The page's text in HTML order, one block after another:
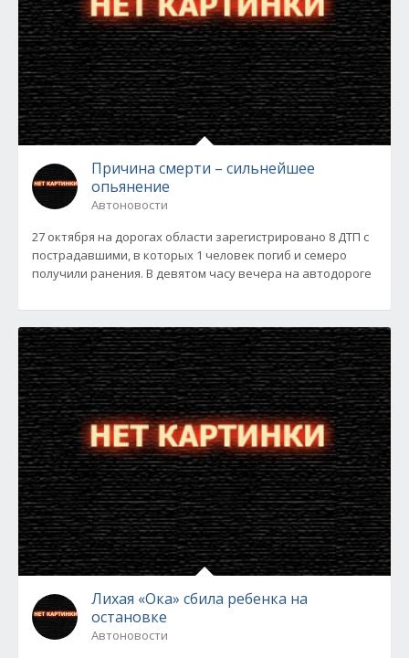
Причина смерти – сильнейшее
опьянение
Автоновости
27 октября на дорогах области зарегистрировано 8 ДТП с
пострадавшими, в которых 1 человек погиб и семеро
получили ранения. В девятом часу вечера на автодороге
Лихая «Ока» сбила ребенка на
остановке
Автоновости